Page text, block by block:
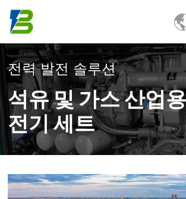
전력 발전 솔루션
석유 및 가스 산업
전기 세트